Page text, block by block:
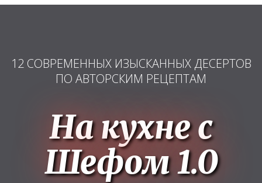
12 СОВРЕМЕННЫХ ИЗЫСКАННЫХ ДЕСЕРТОВ
ПО АВТОРСКИМ РЕЦЕПТАМ
На кухне с
Шефом 1.0